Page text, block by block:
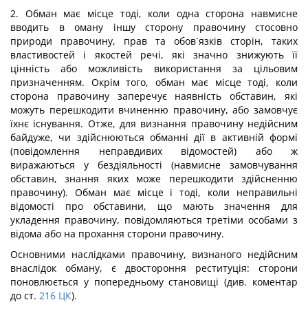
2. Обман має місце тоді, коли одна сторона навмисне
вводить в оману іншу сторону правочину стосовно
природи правочину, прав та обов´язків сторін, таких
властивостей і якостей речі, які значно знижують її
цінність або можливість використання за цільовим
призначенням. Окрім того, обман має місце тоді, коли
сторона правочину заперечує наявність обставин, які
можуть перешкодити вчиненню правочину, або замовчує
їхнє існування. Отже, для визнання правочину недійсним
байдуже, чи здійснюються обманні дії в активній формі
(повідомлення неправдивих відомостей) або ж
виражаються у бездіяльності (навмисне замовчування
обставин, знання яких може перешкодити здійсненню
правочину). Обман має місце і тоді, коли неправильні
відомості про обставини, що мають значення для
укладення правочину, повідомляються третіми особами з
відома або на прохання сторони правочину.
Основними наслідками правочину, визнаного недійсним
внаслідок обману, є двостороння реституція: сторони
поновлюється у попередньому становищі (див. коментар
до ст. 216 ЦК).